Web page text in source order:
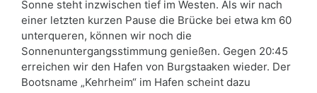
Sonne steht inzwischen tief im Westen. Als wir nach
einer letzten kurzen Pause die Brücke bei etwa km 60
unterqueren, können wir noch die
Sonnenuntergangsstimmung genießen. Gegen 20:45
erreichen wir den Hafen von Burgstaaken wieder. Der
Bootsname „Kehrheim“ im Hafen scheint dazu